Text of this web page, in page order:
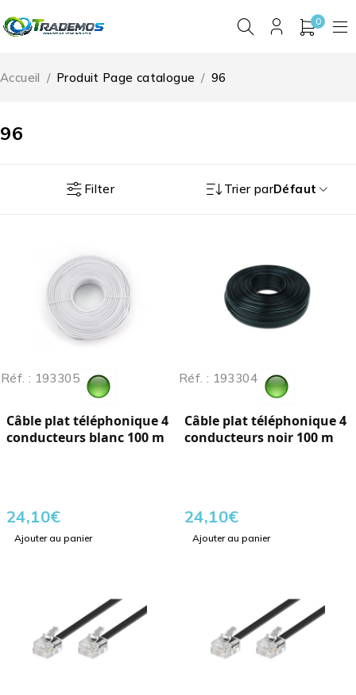
0
96
Accueil / Produit Page catalogue / 96
Filter Trier parDéfaut
Réf. : 193305
Câble plat téléphonique 4
conducteurs blanc 100 m
24,10€
Ajouter au panier
Réf. : 193304
Câble plat téléphonique 4
conducteurs noir 100 m
24,10€
Ajouter au panier